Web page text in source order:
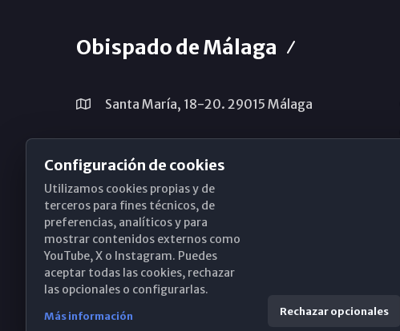
Obispado de Málaga
Santa María, 18-20. 29015 Málaga
(+34) 952 224 386
obispado@diocesismalaga.es
Configuración de cookies
Utilizamos cookies propias y de
terceros para fines técnicos, de
preferencias, analíticos y para
mostrar contenidos externos como
YouTube, X o Instagram. Puedes
aceptar todas las cookies, rechazar
las opcionales o configurarlas.
Más información Rechazar opcionales